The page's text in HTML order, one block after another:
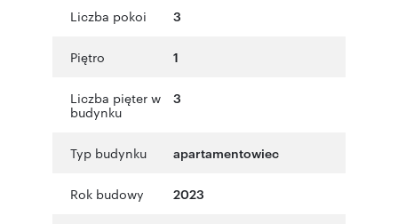
Liczba pokoi 3
Piętro 1
Liczba pięter w
budynku
3
Typ budynku apartamentowiec
Rok budowy 2023